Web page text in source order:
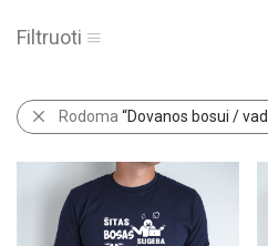
Filtruoti
Rodoma “Dovanos bosui /